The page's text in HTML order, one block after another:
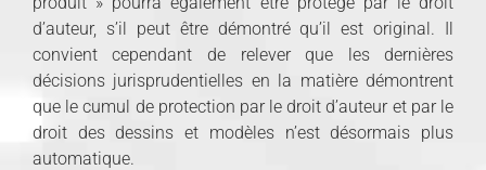
d’auteur, s’il peut être démontré qu’il est original. Il
convient cependant de relever que les dernières
décisions jurisprudentielles en la matière démontrent
que le cumul de protection par le droit d’auteur et par le
droit des dessins et modèles n’est désormais plus
automatique.